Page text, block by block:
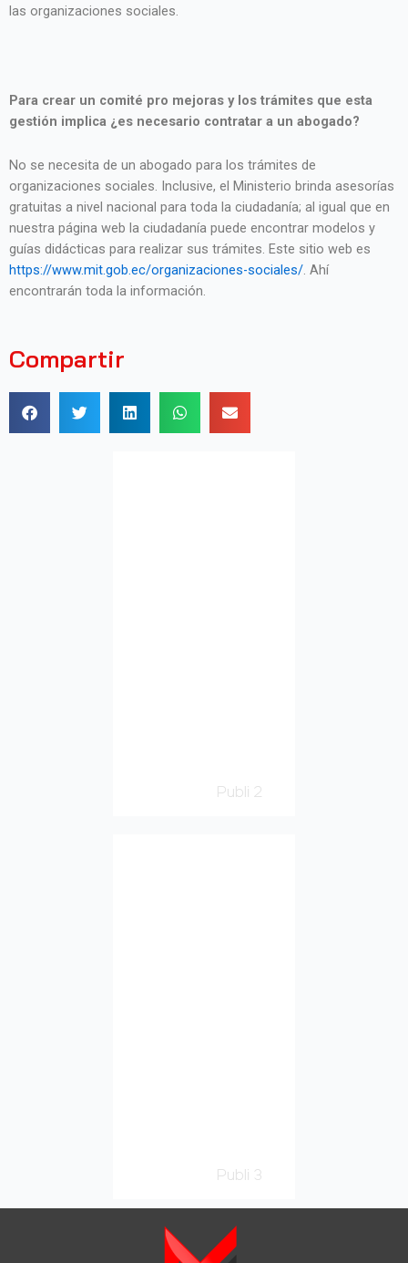
las organizaciones sociales.
Para crear un comité pro mejoras y los trámites que esta
gestión implica ¿es necesario contratar a un abogado?
No se necesita de un abogado para los trámites de
organizaciones sociales. Inclusive, el Ministerio brinda asesorías
gratuitas a nivel nacional para toda la ciudadanía; al igual que en
nuestra página web la ciudadanía puede encontrar modelos y
guías didácticas para realizar sus trámites. Este sitio web es
https://www.mit.gob.ec/organizaciones-sociales/. Ahí
encontrarán toda la información.
Compartir